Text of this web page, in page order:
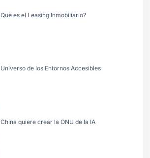
Què es el Leasing Inmobiliario?
Universo de los Entornos Accesibles
China quiere crear la ONU de la IA